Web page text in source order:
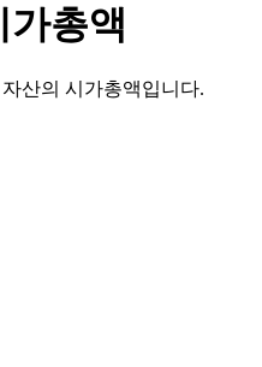
가총액
산의 시가총액입니다.